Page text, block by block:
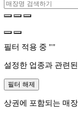
필터 적용 중 ""
설정한 업종과 관련
필터 해제
상권에 포함되는 매